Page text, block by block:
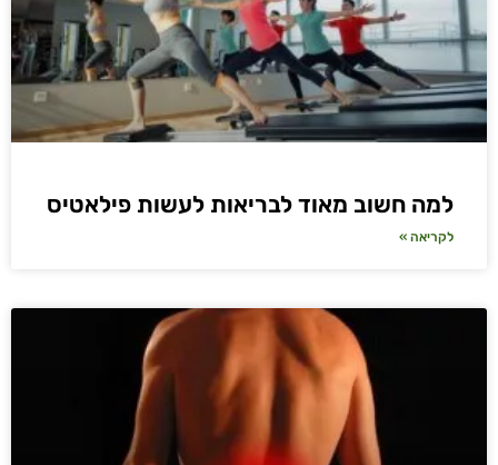
למה חשוב מאוד לבריאות לעשות פילאטיס
לקריאה »